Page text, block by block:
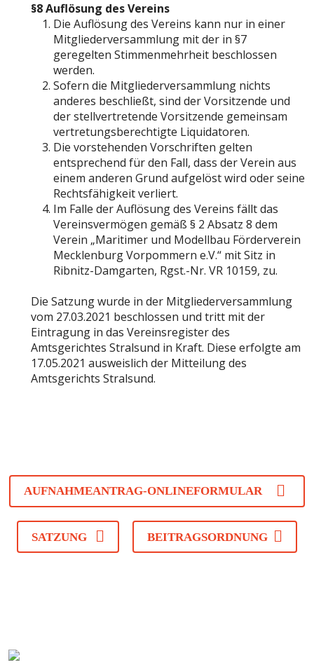
§8 Auflösung des Vereins
Die Auflösung des Vereins kann nur in einer
Mitgliederversammlung mit der in §7
geregelten Stimmenmehrheit beschlossen
werden.
Sofern die Mitgliederversammlung nichts
anderes beschließt, sind der Vorsitzende und
der stellvertretende Vorsitzende gemeinsam
vertretungsberechtigte Liquidatoren.
Die vorstehenden Vorschriften gelten
entsprechend für den Fall, dass der Verein aus
einem anderen Grund aufgelöst wird oder seine
Rechtsfähigkeit verliert.
Im Falle der Auflösung des Vereins fällt das
Vereinsvermögen gemäß § 2 Absatz 8 dem
Verein „Maritimer und Modellbau Förderverein
Mecklenburg Vorpommern e.V.“ mit Sitz in
Ribnitz-Damgarten, Rgst.-Nr. VR 10159, zu.
Die Satzung wurde in der Mitgliederversammlung
vom 27.03.2021 beschlossen und tritt mit der
Eintragung in das Vereinsregister des
Amtsgerichtes Stralsund in Kraft. Diese erfolgte am
17.05.2021 ausweislich der Mitteilung des
Amtsgerichts Stralsund.
AUFNAHMEANTRAG-ONLINEFORMULAR
SATZUNG BEITRAGSORDNUNG